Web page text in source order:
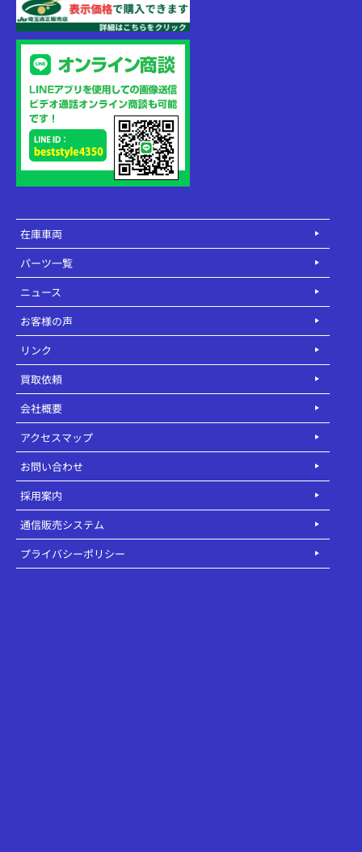
在庫車両
パーツ一覧
ニュース
お客様の声
リンク
買取依頼
会社概要
アクセスマップ
お問い合わせ
採用案内
通信販売システム
プライバシーポリシー